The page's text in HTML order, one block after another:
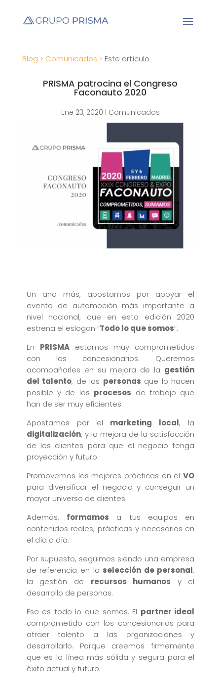
Blog > Comunicados > Este artículo
PRISMA patrocina el Congreso
Faconauto 2020
Ene 23, 2020 Comunicados
Un año más, apostamos por apoyar el
evento de automoción más importante a
nivel nacional, que en esta edición 2020
estrena el eslogan “Todo lo que somos”.
En PRISMAestamos muy comprometidos
con los concesionarios. Queremos
acompañarles en su mejora de la gestión
del talento, de las personas que lo hacen
posible y de los procesos de trabajo que
han de ser muy eficientes.
Apostamos por el marketing local, la
digitalización, y la mejora de la satisfacción
de los clientes para que el negocio tenga
proyección y futuro.
Promovemos las mejores prácticas en elVO
para diversificar el negocio y conseguir un
mayor universo de clientes.
Además, formamos a tus equipos en
contenidos reales, prácticas y necesarios en
el día a día.
Por supuesto, seguimos siendo una empresa
de referencia en la selección de personal,
la gestión de recursos humanos y el
desarrollo de personas.
Eso es todo lo que somos. El partner ideal
comprometido con los concesionarios para
atraer talento a las organizaciones y
desarrollarlo. Porque creemos firmemente
que es la línea más sólida y segura para el
éxito actual y futuro.